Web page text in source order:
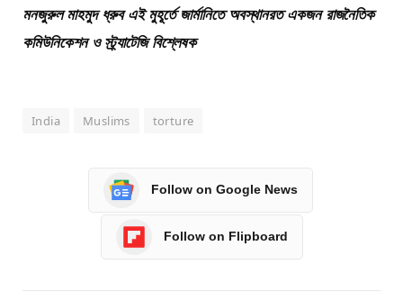
মনজুরুল মাহমুদ ধ্রুব এই মুহূর্তে জার্মানিতে অবস্থানরত একজন রাজনৈতিক
কমিউনিকেশন ও স্ট্র্যাটেজি বিশ্লেষক
India Muslims torture
Follow on Google News
Follow on Flipboard